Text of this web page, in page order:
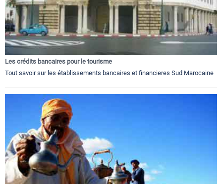
Les crédits bancaires pour le tourisme
Tout savoir sur les établissements bancaires et financieres Sud Marocaine